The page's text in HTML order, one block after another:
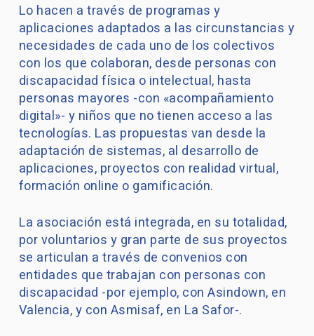
Lo hacen a través de programas y
aplicaciones adaptados a las circunstancias y
necesidades de cada uno de los colectivos
con los que colaboran, desde personas con
discapacidad física o intelectual, hasta
personas mayores -con «acompañamiento
digital»- y niños que no tienen acceso a las
tecnologías. Las propuestas van desde la
adaptación de sistemas, al desarrollo de
aplicaciones, proyectos con realidad virtual,
formación online o gamificación.
La asociación está integrada, en su totalidad,
por voluntarios y gran parte de sus proyectos
se articulan a través de convenios con
entidades que trabajan con personas con
discapacidad -por ejemplo, con Asindown, en
Valencia, y con Asmisaf, en La Safor-.